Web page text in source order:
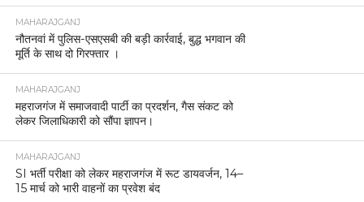
MAHARAJGANJ
लेहड़ा माता मंदिर दर्शन के बहाने पत्नी का गला काटने वाला
पति गिरफ्तार।
MAHARAJGANJ
होली पर्व के दृष्टिगत थाना कोतवाली में शांति समिति की बैठक
आयोजित
MAHARAJGANJ
महराजगंज: शीशम के पेड़ से युवक का शव लटकता मिलने से
हड़कंप, जांच में जुटी पुलिस